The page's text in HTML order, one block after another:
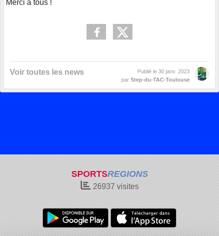
Merci à tous !
Voir toutes les news Publié le 30 janv. 2023
par Step-du-TAC-Toulouse
SPORTSREGIONS
26937 visites